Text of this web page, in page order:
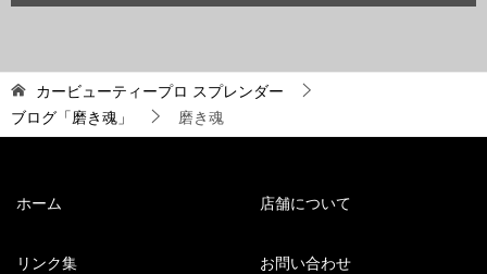
カービューティープロ スプレンダー
ブログ「磨き魂」
磨き魂
ホーム 店舗について
リンク集 お問い合わせ